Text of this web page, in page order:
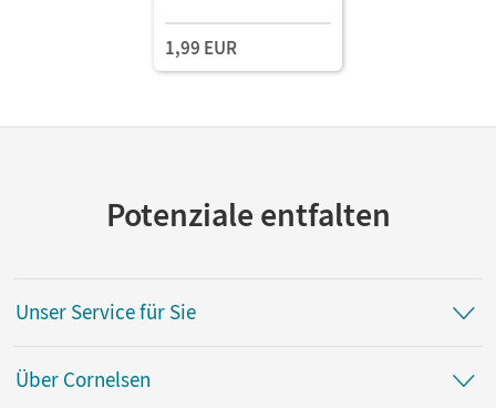
1,99 EUR
Potenziale entfalten
Unser Service für Sie
Über Cornelsen